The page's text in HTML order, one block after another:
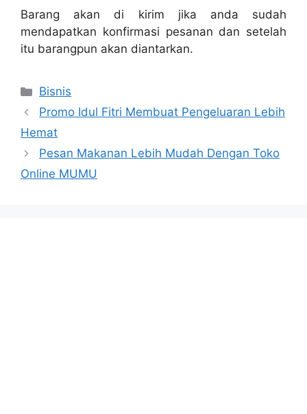
Barang akan di kirim jika anda sudah
mendapatkan konfirmasi pesanan dan setelah
itu barangpun akan diantarkan.
Categories
Bisnis
Promo Idul Fitri Membuat Pengeluaran Lebih
Hemat
Pesan Makanan Lebih Mudah Dengan Toko
Online MUMU